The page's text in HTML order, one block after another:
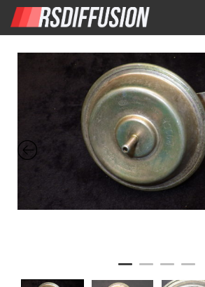
Accueil
Nouvelles annonces
Annonces prolongées
Atelier mécanique